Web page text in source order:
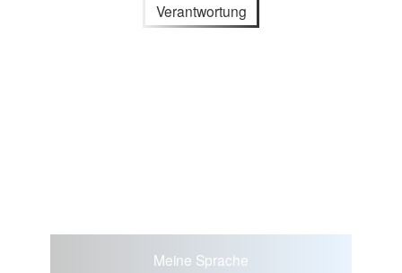
Verantwortung
Meine Sprache